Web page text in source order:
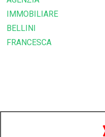
IMMOBILIARE
BELLINI
FRANCESCA